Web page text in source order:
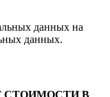
данных на
данных.
СТОИМОСТИ В